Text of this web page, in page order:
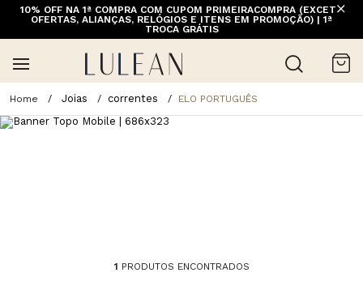
10% OFF NA 1ª COMPRA COM CUPOM PRIMEIRACOMPRA (EXCETO
OFERTAS, ALIANÇAS, RELÓGIOS E ITENS EM PROMOÇÃO) | 1ª
TROCA GRÁTIS
Joias correntes ELO PORTUGUÊS
1 PRODUTOS ENCONTRADOS